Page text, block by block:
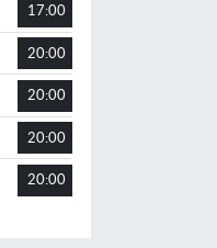
17:00
20:00
20:00
20:00
20:00